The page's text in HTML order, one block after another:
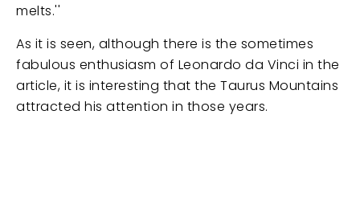
melts.''
As it is seen, although there is the sometimes
fabulous enthusiasm of Leonardo da Vinci in the
article, it is interesting that the Taurus Mountains
attracted his attention in those years.